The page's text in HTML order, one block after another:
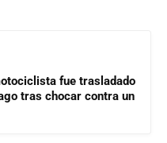
fue trasladado
tras chocar contra un